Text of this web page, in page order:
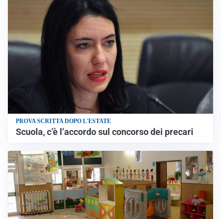
PROVA SCRITTA DOPO L'ESTATE
Scuola, c’è l’accordo sul concorso dei precari